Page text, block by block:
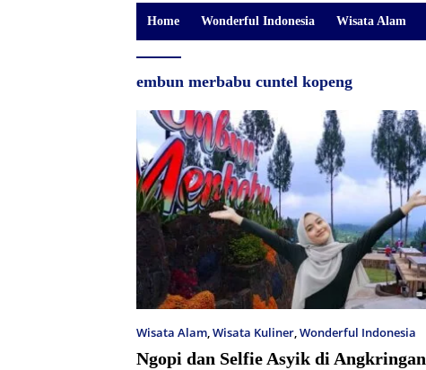
Home Wonderful Indonesia Wisata Alam
embun merbabu cuntel kopeng
Wisata Alam,Wisata Kuliner,Wonderful Indonesia
Ngopi dan Selfie Asyik di Angkringan